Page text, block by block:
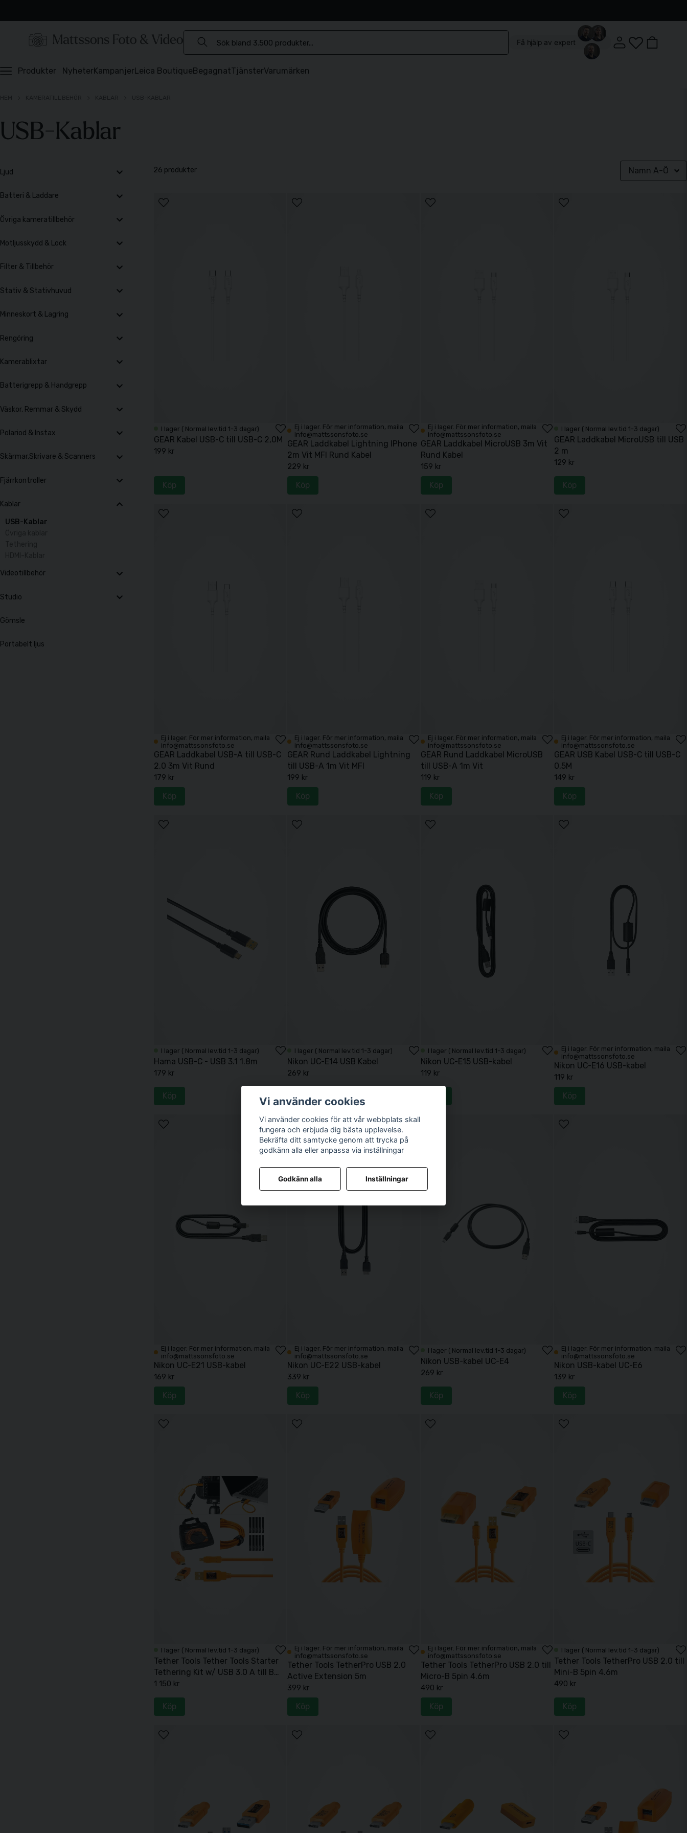
Få hjälp av expert
Produkter NyheterKampanjerLeica BoutiqueBegagnatTjänsterVarumärken
USB-Kablar
Ljud
Batteri & Laddare
Övriga kameratillbehör
Motljusskydd & Lock
Filter & Tillbehör
Stativ & Stativhuvud
Minneskort & Lagring
Rengöring
Kamerablixtar
Batterigrepp & Handgrepp
Väskor, Remmar & Skydd
Polariod & Instax
Skärmar,Skrivare & Scanners
Fjärrkontroller
Kablar
USB-Kablar
Videotillbehör
Studio
Gömsle
Portabelt ljus
26 produkter Namn A-Ö
I lager ( Normal lev.tid 1-3 dagar)
GEAR Kabel USB-C till USB-C 2,0M
199 kr
Köp
Ej i lager. För mer information, maila
info@mattssonsfoto.se
GEAR Laddkabel Lightning IPhone
2m Vit MFI Rund Kabel
229 kr
Köp
Ej i lager. För mer information, maila
info@mattssonsfoto.se
GEAR Laddkabel MicroUSB 3m Vit
Rund Kabel
159 kr
Köp
I lager ( Normal lev.tid 1-3 dagar)
GEAR Laddkabel MicroUSB till USB
2 m
129 kr
Köp
Ej i lager. För mer information, maila
info@mattssonsfoto.se
GEAR Laddkabel USB-A till USB-C
2.0 3m Vit Rund
179 kr
Köp
Ej i lager. För mer information, maila
info@mattssonsfoto.se
GEAR Rund Laddkabel Lightning
till USB-A 1m Vit MFI
199 kr
Köp
Ej i lager. För mer information, maila
info@mattssonsfoto.se
GEAR Rund Laddkabel MicroUSB
till USB-A 1m Vit
119 kr
Köp
Ej i lager. För mer information, maila
info@mattssonsfoto.se
GEAR USB Kabel USB-C till USB-C
0,5M
149 kr
Köp
I lager ( Normal lev.tid 1-3 dagar)
Hama USB-C - USB 3.1 1.8m
179 kr
Köp
I lager ( Normal lev.tid 1-3 dagar)
Nikon UC-E14 USB Kabel
269 kr
Köp
I lager ( Normal lev.tid 1-3 dagar)
Nikon UC-E15 USB-kabel
119 kr
Ej i lager. För mer information, maila
info@mattssonsfoto.se
Nikon UC-E16 USB-kabel
119 kr
Köp
Ej i lager. För mer information, maila
info@mattssonsfoto.se
Nikon UC-E21 USB-kabel
169 kr
Köp
Ej i lager. För mer information, maila
info@mattssonsfoto.se
Nikon UC-E22 USB-kabel
339 kr
Köp
I lager ( Normal lev.tid 1-3 dagar)
Nikon USB-kabel UC-E4
269 kr
Köp
Ej i lager. För mer information, maila
info@mattssonsfoto.se
Nikon USB-kabel UC-E6
139 kr
Köp
I lager ( Normal lev.tid 1-3 dagar)
Tether Tools Tether Tools Starter
Tethering Kit w/ USB 3.0 A till B
4,6 m
1 150 kr
Köp
Ej i lager. För mer information, maila
info@mattssonsfoto.se
Tether Tools TetherPro USB 2.0
Active Extension 5m
399 kr
Köp
Ej i lager. För mer information, maila
info@mattssonsfoto.se
Tether Tools TetherPro USB 2.0 till
Micro-B 5pin 4.6m
490 kr
Köp
I lager ( Normal lev.tid 1-3 dagar)
Tether Tools TetherPro USB 2.0 till
Mini-B 5pin 4.6m
490 kr
Köp
Vi använder cookies
Vi använder cookies för att vår webbplats skall
fungera och erbjuda dig bästa upplevelse.
Bekräfta ditt samtycke genom att trycka på
godkänn alla eller anpassa via inställningar
Godkänn alla Inställningar